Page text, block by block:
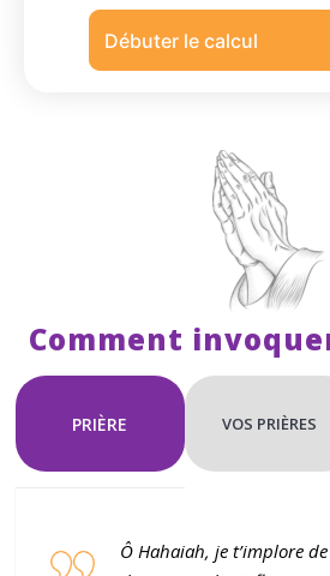
t
Débuter le calcul
Comment
PRIÈRE VOS PRIÈRES
Ô Hahaiah, je t’implore